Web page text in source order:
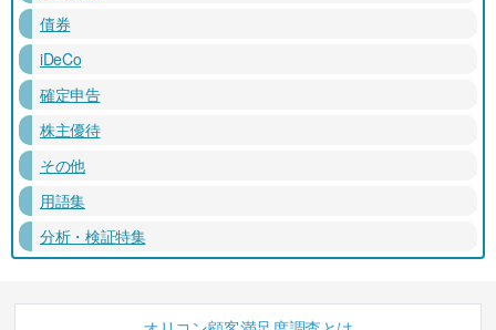
債券
iDeCo
確定申告
株主優待
その他
用語集
分析・検証特集